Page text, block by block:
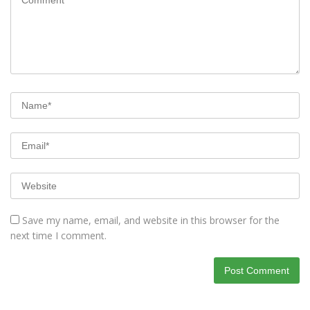
Save my name, email, and website in this browser for the
next time I comment.